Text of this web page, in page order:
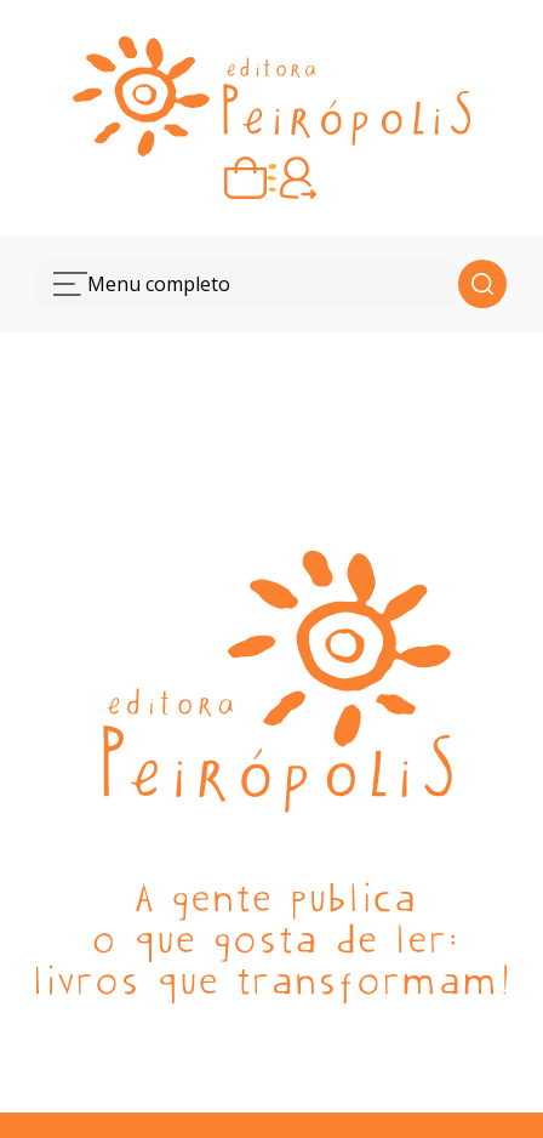
Carrinho vazio
Quando escolher seus livros, eles aparecem aqui.
Menu completo